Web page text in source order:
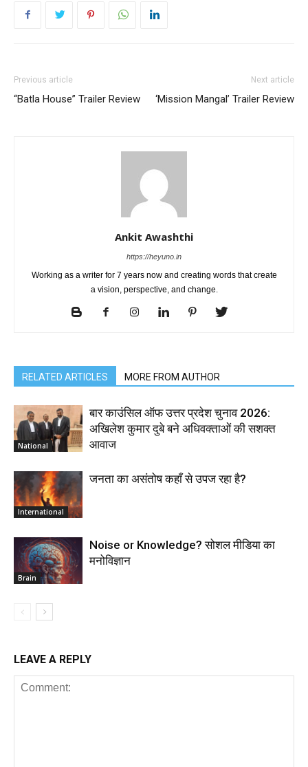
Previous article
“Batla House” Trailer Review
Next article
‘Mission Mangal’ Trailer Review
Ankit Awashthi
https://heyuno.in
Working as a writer for 7 years now and creating words that create
a vision, perspective, and change.
RELATED ARTICLES MORE FROM AUTHOR
National
बार काउंसिल ऑफ उत्तर प्रदेश चुनाव 2026:
अखिलेश कुमार दुबे बने अधिवक्ताओं की सशक्त
आवाज
International
जनता का असंतोष कहाँ से उपज रहा है?
Brain
Noise or Knowledge? सोशल मीडिया का
मनोविज्ञान
LEAVE A REPLY